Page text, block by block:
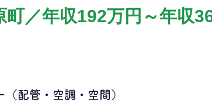
／年収192万円～年収
配管・空調・空間）